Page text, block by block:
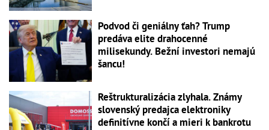
Podvod či geniálny ťah? Trump
predáva elite drahocenné
milisekundy. Bežní investori nemajú
šancu!
Reštrukturalizácia zlyhala. Známy
slovenský predajca elektroniky
definitívne končí a mieri k bankrotu